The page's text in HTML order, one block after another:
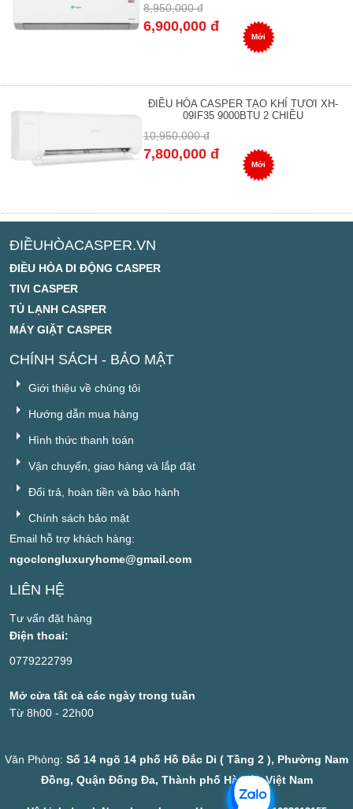
8,950,000 đ
6,900,000 đ
Mới
ĐIỀU HÒA CASPER TẠO KHÍ TƯƠI XH-
09IF35 9000BTU 2 CHIỀU
10,950,000 đ
7,800,000 đ
Mới
ĐIỀUHÒACASPER.VN
ĐIỀU HÒA DI ĐỘNG CASPER
TIVI CASPER
TỦ LẠNH CASPER
MÁY GIẶT CASPER
CHÍNH SÁCH - BẢO MẬT
Giới thiệu về chúng tôi
Hướng dẫn mua hàng
Hình thức thanh toán
Vận chuyển, giao hàng và lắp đặt
Đổi trả, hoàn tiền và bảo hành
Chính sách bảo mật
Email hỗ trợ khách hàng:
ngoclongluxuryhome@gmail.com
LIÊN HỆ
Tư vấn đặt hàng
Điện thoai:
0779222799
Mở cửa tất cả các ngày trong tuần
Từ 8h00 - 22h00
Văn Phòng: Số 14 ngõ 14 phố Hồ Đắc Di ( Tầng 2 ), Phường Nam
Đồng, Quận Đống Đa, Thành phố Hà Nội, Việt Nam